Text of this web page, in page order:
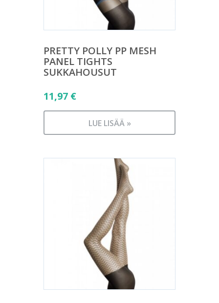
PRETTY POLLY PP MESH
PANEL TIGHTS
SUKKAHOUSUT
11,97 €
LUE LISÄÄ »